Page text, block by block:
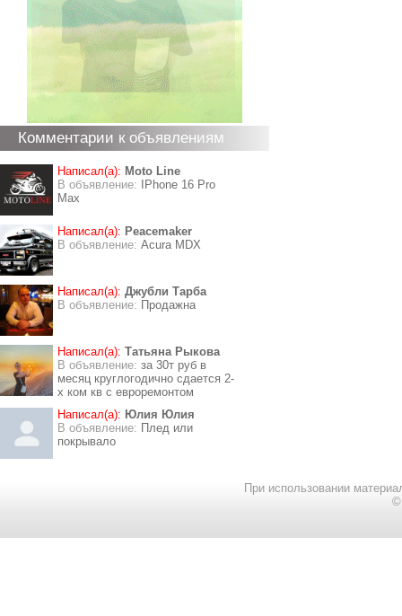
Комментарии к объявлениям
Написал(а): Moto Line
В объявление:
IPhone 16 Pro
Max
Написал(а): Peacemaker
В объявление: Acura MDX
Написал(а): Джубли Тарба
В объявление: Продажна
Написал(а): Татьяна Рыкова
В объявление: за 30т руб в
месяц круглогодично сдается 2-
х ком кв с евроремонтом
Написал(а): Юлия Юлия
В объявление: Плед или
покрывало
При использовании